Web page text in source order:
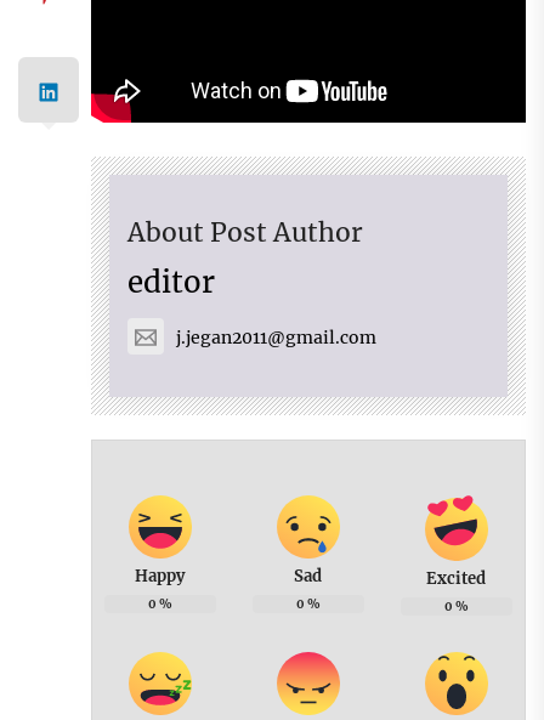
About Post Author
editor
j.jegan2011@gmail.com
Happy
0 %
Sad
0 %
Excited
0 %